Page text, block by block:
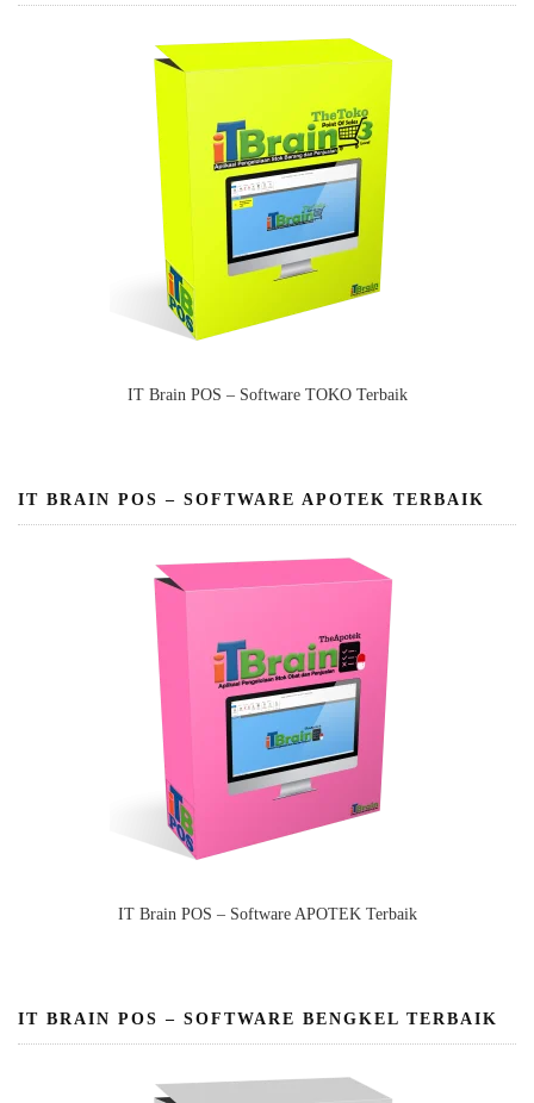
IT Brain POS – Software TOKO Terbaik
IT BRAIN POS – SOFTWARE APOTEK TERBAIK
IT Brain POS – Software APOTEK Terbaik
IT BRAIN POS – SOFTWARE BENGKEL TERBAIK